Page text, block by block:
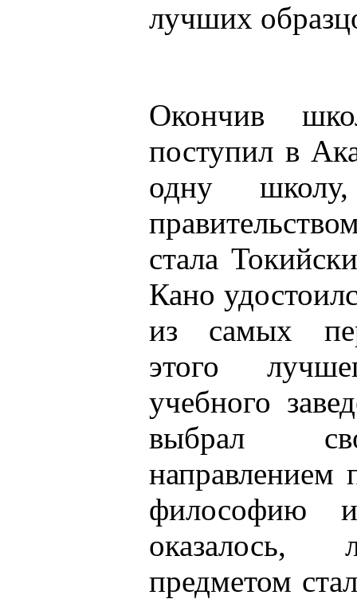
лучших
Окончив
поступил в
одну школу,
стала
Кано
из самых
этого
учебного
выбрал
направлением
философию
оказалось,
предметом